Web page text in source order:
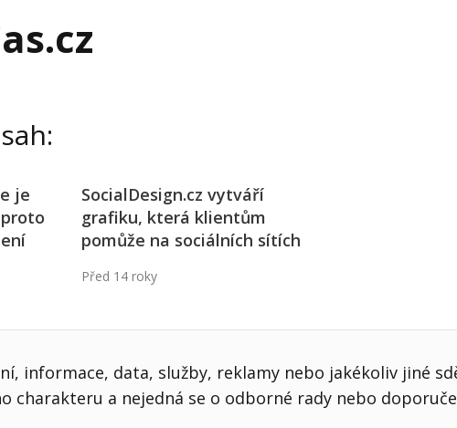
Projektové řízení
je
SocialDesign.cz vytváří
grafiku, která klientům
pomůže na sociálních sítích
Před 14 roky
informace, data, služby, reklamy nebo jakékoliv jiné
charakteru a nejedná se o odborné rady nebo